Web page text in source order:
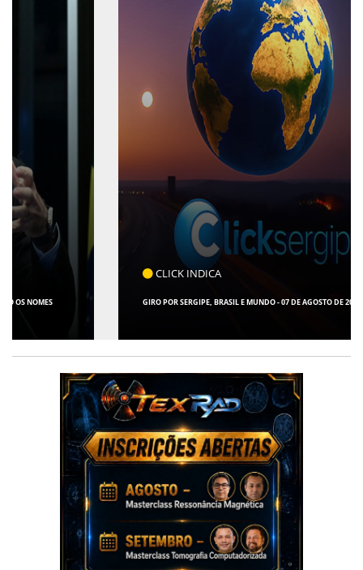
CLICK INDICA
GIRO POR SERGIPE, BRASIL E MUNDO - 07 DE AGOSTO DE 2026